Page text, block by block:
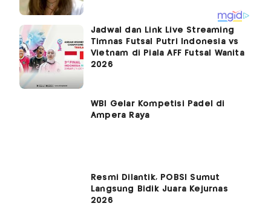
Jadwal dan Link Live Streaming
Timnas Futsal Putri Indonesia vs
Vietnam di Piala AFF Futsal Wanita
2026
WBI Gelar Kompetisi Padel di
Ampera Raya
Resmi Dilantik, POBSI Sumut
Langsung Bidik Juara Kejurnas
2026